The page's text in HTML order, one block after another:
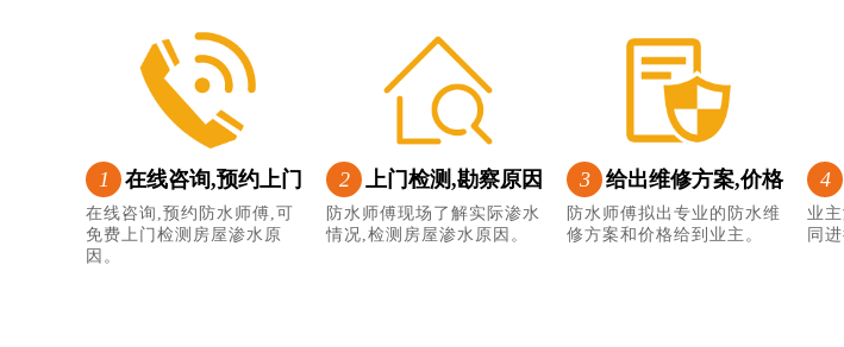
1 在线咨询,预约上门
在线咨询,预约防水师傅,可
免费上门检测房屋渗水原
因。
2 上门检测,勘察原因
防水师傅现场了解实际渗水
情况,检测房屋渗水原因。
3 给出维修方案,价格
防水师傅拟出专业的防水维
修方案和价格给到业主。
4
业
同